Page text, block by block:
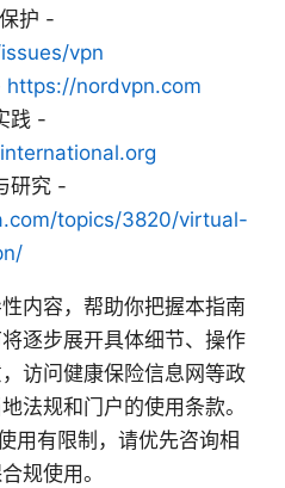
护 -
vpn
https://nordvpn.com
践 -
研究 -
topics/3820/virtual-
内容，帮助你把握本指南
逐步展开具体细节、操作
访问健康保险信息网等政
法规和门户的使用条款。
用有限制，请优先咨询相
规使用。